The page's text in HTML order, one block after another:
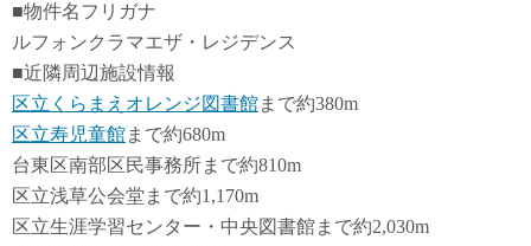
■物件名フリガナ
ルフォンクラマエザ・レジデンス
■近隣周辺施設情報
区立くらまえオレンジ図書館まで約380m
区立寿児童館まで約680m
台東区南部区民事務所まで約810m
区立浅草公会堂まで約1,170m
区立生涯学習センター・中央図書館まで約2,030m